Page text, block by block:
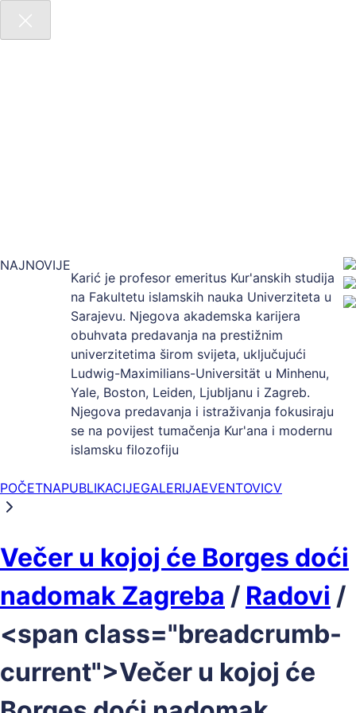
NAJNOVIJE
Karić je profesor emeritus Kur'anskih studija
na Fakultetu islamskih nauka Univerziteta u
Sarajevu. Njegova akademska karijera
obuhvata predavanja na prestižnim
univerzitetima širom svijeta, uključujući
Ludwig-Maximilians-Universität u Minhenu,
Yale, Boston, Leiden, Ljubljanu i Zagreb.
Njegova predavanja i istraživanja fokusiraju
se na povijest tumačenja Kur'ana i modernu
islamsku filozofiju
POČETNAPUBLIKACIJEGALERIJAEVENTOVICV
Večer u kojoj će Borges doći
nadomak Zagreba / Radovi /
<span class="breadcrumb-
current">Večer u kojoj će